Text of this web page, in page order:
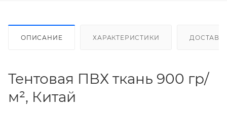
ОПИСАНИЕ ХАРАКТЕРИСТИКИ
Тентовая ПВХ ткань 900 гр/
м², Китай